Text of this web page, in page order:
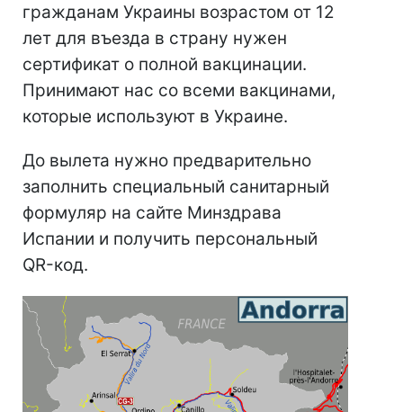
гражданам Украины возрастом от 12
лет для въезда в страну нужен
сертификат о полной вакцинации.
Принимают нас со всеми вакцинами,
которые используют в Украине.
До вылета нужно предварительно
заполнить специальный санитарный
формуляр на сайте Минздрава
Испании и получить персональный
QR-код.